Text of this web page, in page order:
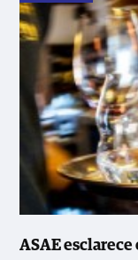
ASAE esclarece